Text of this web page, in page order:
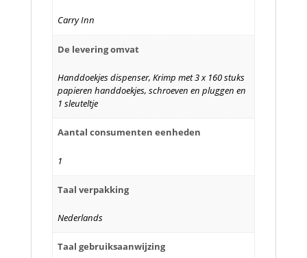
Carry Inn
De levering omvat
Handdoekjes dispenser, Krimp met 3 x 160 stuks
papieren handdoekjes, schroeven en pluggen en
1 sleuteltje
Aantal consumenten eenheden
1
Taal verpakking
Nederlands
Taal gebruiksaanwijzing